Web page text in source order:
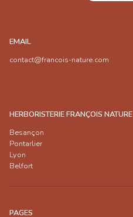
EMAIL
contact@francois-nature.com
HERBORISTERIE FRANÇOIS NATURE
Besançon
Pontarlier
Lyon
Belfort
PAGES